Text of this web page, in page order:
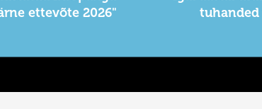
ettevõte 2026"
tuhanded